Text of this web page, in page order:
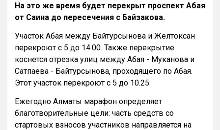
На это же время будет перекрыт проспект Абая
от Саина до пересечения с Байзакова.
Участок Абая между Байтурсынова и Желтоксан
перекроют с 5 до 14.00. Также перекрытие
коснется отрезка улиц между Абая - Муканова и
Сатпаева - Байтурсынова, проходящего по Абая.
Этот участок перекроют с 5 до 10.25.
Ежегодно Алматы марафон определяет
благотворительные цели: часть средств со
стартовых взносов участников направляется на